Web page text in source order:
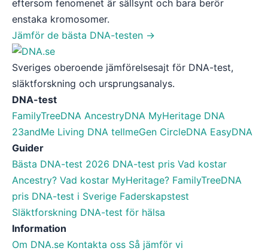
eftersom fenomenet är sällsynt och bara berör
enstaka kromosomer.
Jämför de bästa DNA-testen →
Sveriges oberoende jämförelsesajt för DNA-test,
släktforskning och ursprungsanalys.
DNA-test
FamilyTreeDNA AncestryDNA MyHeritage DNA
23andMe Living DNA tellmeGen CircleDNA EasyDNA
Guider
Bästa DNA-test 2026 DNA-test pris Vad kostar
Ancestry? Vad kostar MyHeritage? FamilyTreeDNA
pris DNA-test i Sverige Faderskapstest
Släktforskning DNA-test för hälsa
Information
Om DNA.se Kontakta oss Så jämför vi